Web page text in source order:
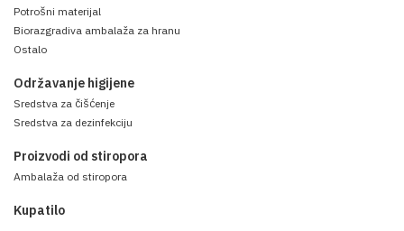
Potrošni materijal
Biorazgradiva ambalaža za hranu
Ostalo
Održavanje higijene
Sredstva za čišćenje
Sredstva za dezinfekciju
Proizvodi od stiropora
Ambalaža od stiropora
Kupatilo